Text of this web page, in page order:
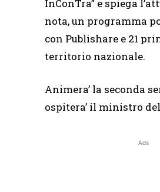
InConTra” e spiega
nota, un programma
con Publishare e 21
territorio nazionale.
Animera’ la seconda
ospitera’ il ministro
Ads